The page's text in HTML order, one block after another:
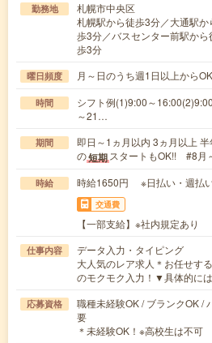
勤務地
札幌市中央区
札幌駅から徒歩3分／大通駅
歩3分／バスセンター前駅か
歩3分
曜日頻度 月～日のうち週1日以上から
時間
シフト例(1)9:00～
～21…
期間
即日～1ヵ月以内 3ヵ月以上
の短期 スタートもOK!! #8月
時給 時給1650円 ※日払い・週払
交通費
【一部支給】※社内規定あり
仕事内容
データ入力・タイピング
大人気のレア求人＊お任せす
のモクモク入力！▼具体的に
応募資格
職種未経験OK / ブランクOK /
要
＊未経験OK！※高校生は不可